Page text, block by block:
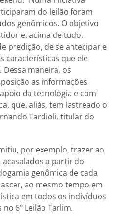
do leilão foram
genômicos. O objetivo
e, acima de tudo,
predição, de se antecipar e
características que ele
maneira, os
as informações
da tecnologia e com
que, aliás, tem lastreado o
Tardioli, titular do
por exemplo, trazer ao
a partir do
genômica de cada
ao mesmo tempo em
em todos os indivíduos
6º Leilão Tarlim.